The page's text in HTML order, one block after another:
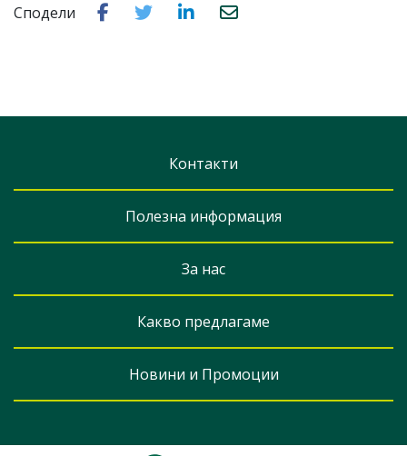
Сподели
Контакти
Полезна информация
За нас
Какво предлагаме
Новини и Промоции